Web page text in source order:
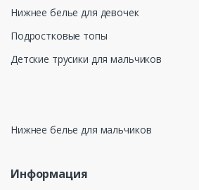
Нижнее белье для девочек
Подростковые топы
Детские трусики для мальчиков
Нижнее белье для мальчиков
Информация